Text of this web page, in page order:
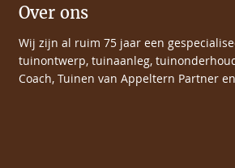
Over ons
Wij zijn al ruim 75 jaar een
tuinontwerp, tuinaanleg,
Coach, Tuinen van Appeltern Partner